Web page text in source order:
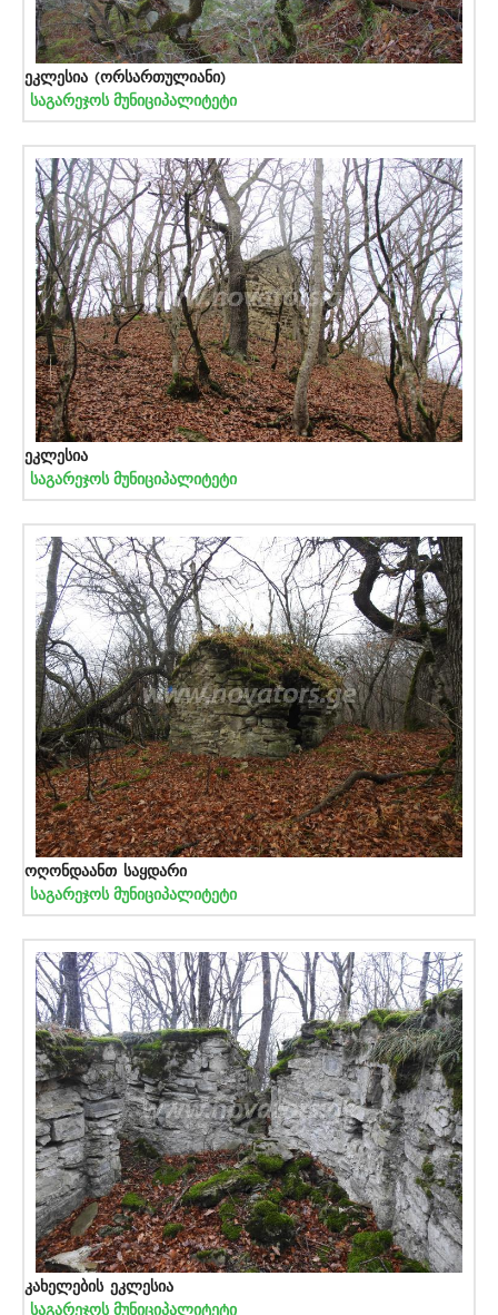
ეკლესია (ორსართულიანი)
საგარეჯოს მუნიციპალიტეტი
ეკლესია
საგარეჯოს მუნიციპალიტეტი
ოღონდაანთ საყდარი
საგარეჯოს მუნიციპალიტეტი
კახელების ეკლესია
საგარეჯოს მუნიციპალიტეტი